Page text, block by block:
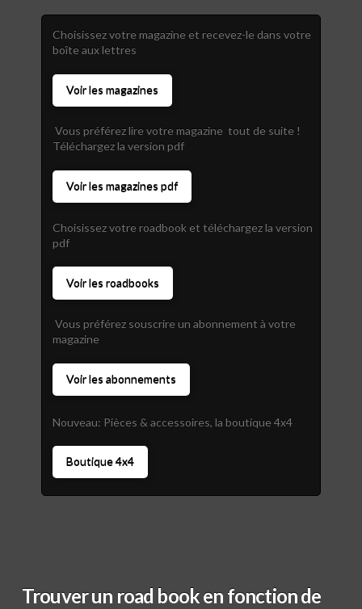
Choisissez votre magazine et recevez-le dans votre
boîte aux lettres
Voir les magazines
Vous préférez lire votre magazine tout de suite !
Téléchargez la version pdf
Voir les magazines pdf
Choisissez votre roadbook et téléchargez la version
pdf
Voir les roadbooks
Vous préférez souscrire un abonnement à votre
magazine
Voir les abonnements
Nouveau: Pièces & accessoires, la boutique 4x4
Boutique 4x4
Trouver un road book en fonction de